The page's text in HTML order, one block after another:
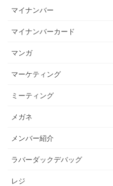
マイナンバー
マイナンバーカード
マンガ
マーケティング
ミーティング
メガネ
メンバー紹介
ラバーダックデバッグ
レジ